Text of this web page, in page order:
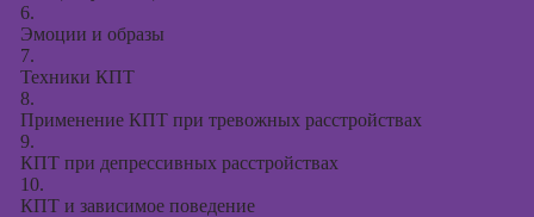
6.
Эмоции и образы
7.
Техники КПТ
8.
Применение КПТ при тревожных расстройствах
9.
КПТ при депрессивных расстройствах
10.
КПТ и зависимое поведение